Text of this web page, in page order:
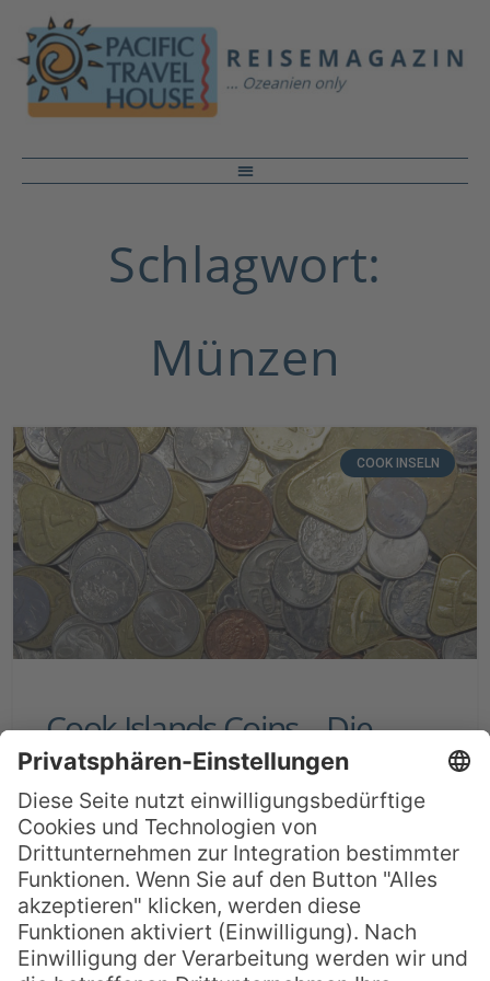
Schlagwort:
Münzen
COOK INSELN
Cook Islands Coins – Die
verrücktesten Münzen der
Südsee
Sie möchten ein ganz besonderes
Souvenir von ihrem Cook Islands Urlaub
mitbringen? Dann haben wir hier eine